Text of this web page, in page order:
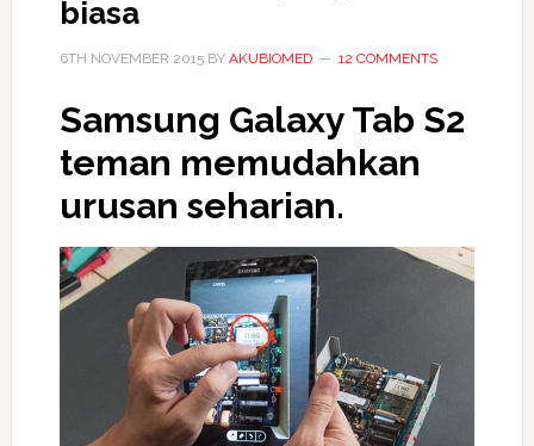
biasa
6TH NOVEMBER 2015BY AKUBIOMED 12 COMMENTS
Samsung Galaxy Tab S2
teman memudahkan
urusan seharian.